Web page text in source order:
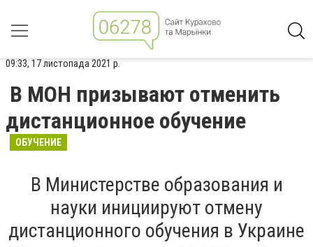
09:33, 17 листопада 2021 р.
В МОН призывают отменить
дистанционное обучение
ОБУЧЕНИЕ
В Министерстве образования и
науки инициируют отмену
дистанционного обучения в Украине